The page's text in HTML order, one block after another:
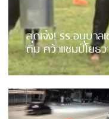
สุดเจ๋ง! รร.อนุบา
ติม คว้าแชมป์โยธ